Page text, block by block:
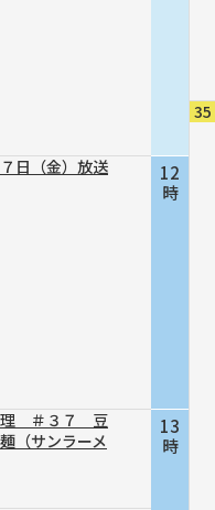
日（金）放送
理 ＃３７ 豆
（サンラーメ
12
時
13
時
35